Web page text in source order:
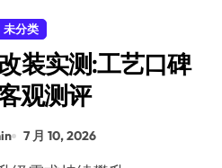
未分类
装实测:工艺口碑
观测评
7 月 10, 2026